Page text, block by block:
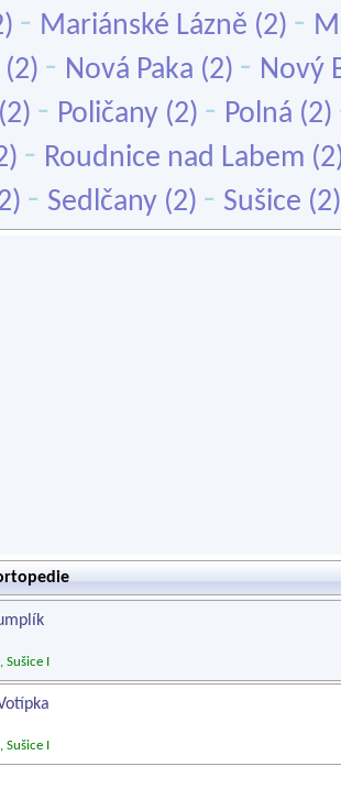
- Mariánské Lázně (2) -
(2) - Nová Paka (2) - Nový
(2) - Poličany (2) - Polná (2)
- Roudnice nad Labem
- Sedlčany (2) - Sušice
Sušice I
Sušice I